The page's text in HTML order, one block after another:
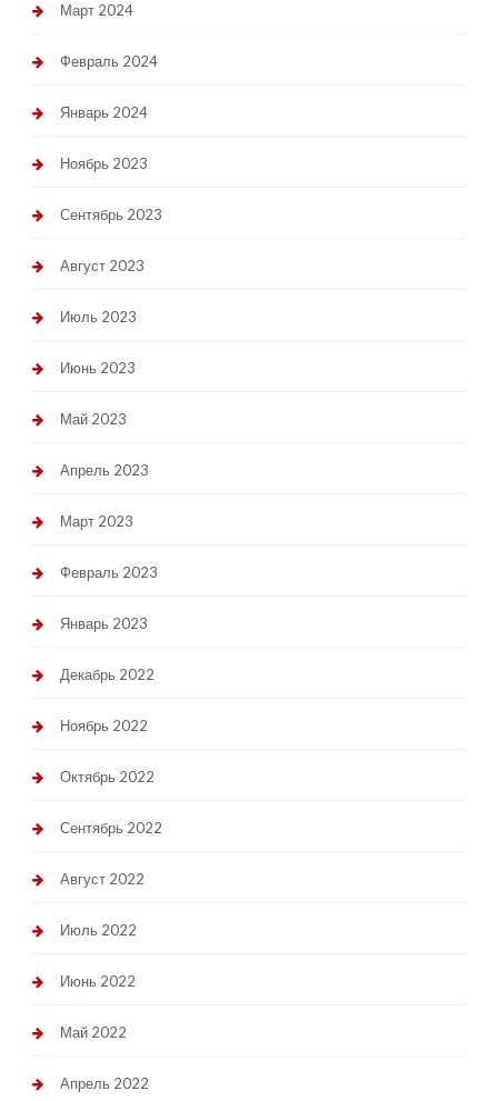
Март 2024
Февраль 2024
Январь 2024
Ноябрь 2023
Сентябрь 2023
Август 2023
Июль 2023
Июнь 2023
Май 2023
Апрель 2023
Март 2023
Февраль 2023
Январь 2023
Декабрь 2022
Ноябрь 2022
Октябрь 2022
Сентябрь 2022
Август 2022
Июль 2022
Июнь 2022
Май 2022
Апрель 2022